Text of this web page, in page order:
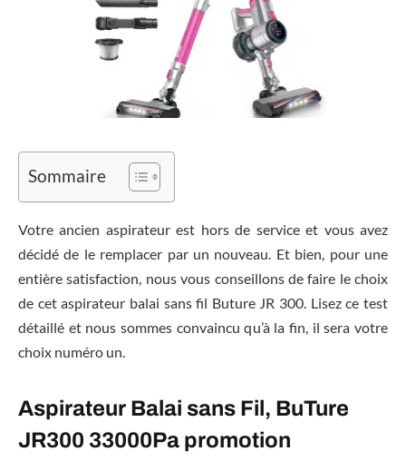
Sommaire
Votre ancien aspirateur est hors de service et vous avez
décidé de le remplacer par un nouveau. Et bien, pour une
entière satisfaction, nous vous conseillons de faire le choix
de cet aspirateur balai sans fil Buture JR 300. Lisez ce test
détaillé et nous sommes convaincu qu’à la fin, il sera votre
choix numéro un.
Aspirateur Balai sans Fil, BuTure
JR300 33000Pa promotion